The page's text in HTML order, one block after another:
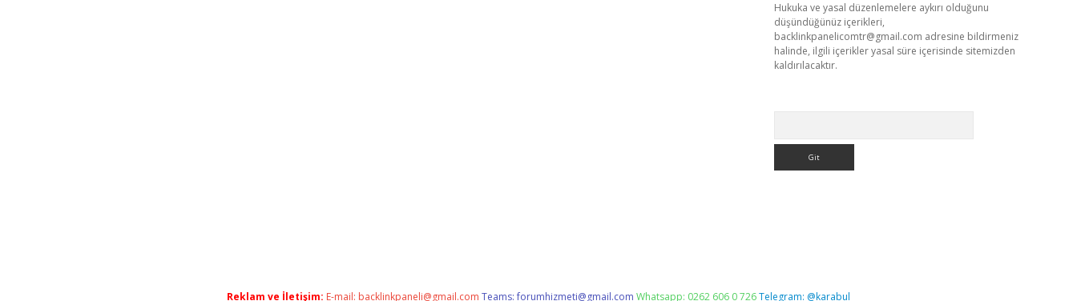
Hukuka ve yasal düzenlemelere aykırı olduğunu
düşündüğünüz içerikleri,
backlinkpanelicomtr@gmail.com adresine bildirmeniz
halinde, ilgili içerikler yasal süre içerisinde sitemizden
kaldırılacaktır.
Reklam ve İletişim: E-mail: backlinkpaneli@gmail.com Teams:forumhizmeti@gmail.com Whatsapp: 0262 606 0 726Telegram: @karabul